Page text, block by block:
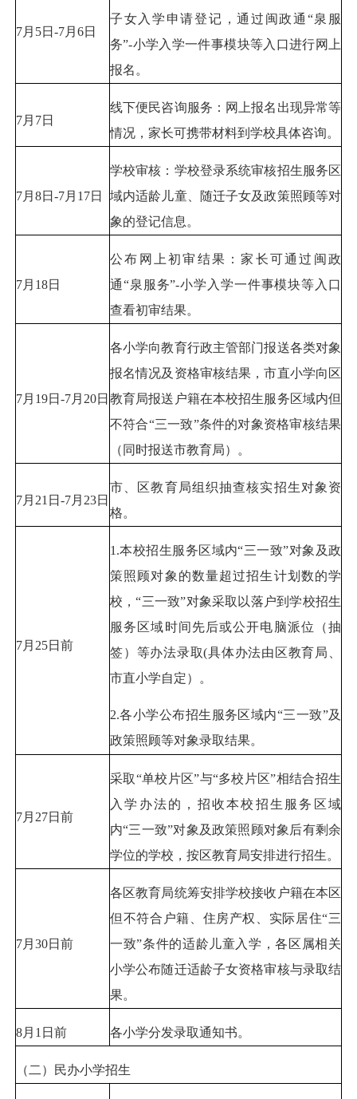
7月5日-7月6日
子女入学申请登记，通过闽政通“泉服
务”-小学入学一件事模块等入口进行网上
报名。
7月7日
线下便民咨询服务：网上报名出现异常等
情况，家长可携带材料到学校具体咨询。
7月8日-7月17日
学校审核：学校登录系统审核招生服务区
域内适龄儿童、随迁子女及政策照顾等对
象的登记信息。
7月18日
公布网上初审结果：家长可通过闽政
通“泉服务”-小学入学一件事模块等入口
查看初审结果。
7月19日-7月20日
各小学向教育行政主管部门报送各类对象
报名情况及资格审核结果，市直小学向区
教育局报送户籍在本校招生服务区域内但
不符合“三一致”条件的对象资格审核结果
（同时报送市教育局）。
7月21日-7月23日
市、区教育局组织抽查核实招生对象资
格。
7月25日前
1.本校招生服务区域内“三一致”对象及政
策照顾对象的数量超过招生计划数的学
校，“三一致”对象采取以落户到学校招生
服务区域时间先后或公开电脑派位（抽
签）等办法录取(具体办法由区教育局、
市直小学自定）。
2.各小学公布招生服务区域内“三一致”及
政策照顾等对象录取结果。
7月27日前
采取“单校片区”与“多校片区”相结合招生
入学办法的，招收本校招生服务区域
内“三一致”对象及政策照顾对象后有剩余
学位的学校，按区教育局安排进行招生。
7月30日前
各区教育局统筹安排学校接收户籍在本区
但不符合户籍、住房产权、实际居住“三
一致”条件的适龄儿童入学，各区属相关
小学公布随迁适龄子女资格审核与录取结
果。
8月1日前 各小学分发录取通知书。
（二）民办小学招生